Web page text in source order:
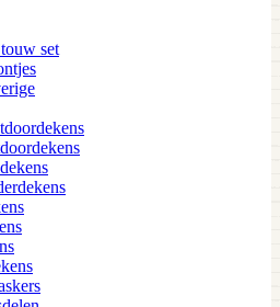
set